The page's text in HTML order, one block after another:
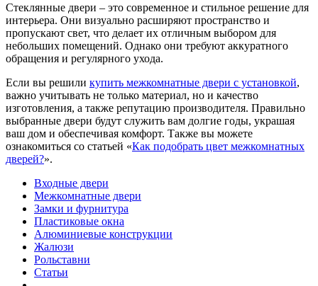
Стеклянные двери – это современное и стильное решение для
интерьера. Они визуально расширяют пространство и
пропускают свет, что делает их отличным выбором для
небольших помещений. Однако они требуют аккуратного
обращения и регулярного ухода.
Если вы решили купить межкомнатные двери с установкой,
важно учитывать не только материал, но и качество
изготовления, а также репутацию производителя. Правильно
выбранные двери будут служить вам долгие годы, украшая
ваш дом и обеспечивая комфорт. Также вы можете
ознакомиться со статьей «Как подобрать цвет межкомнатных
дверей?».
Входные двери
Межкомнатные двери
Замки и фурнитура
Пластиковые окна
Алюминиевые конструкции
Жалюзи
Рольставни
Статьи